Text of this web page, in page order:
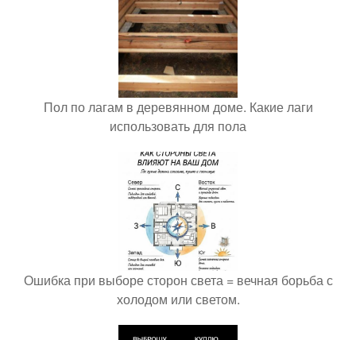
Пол по лагам в деревянном доме. Какие лаги
использовать для пола
Ошибка при выборе сторон света = вечная борьба с
холодом или светом.